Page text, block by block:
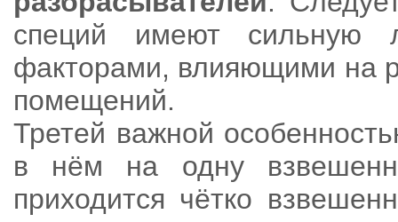
специй имеют сильную
факторами, влияющими на
помещений.
Третей важной
в нём на одну
приходится чётко